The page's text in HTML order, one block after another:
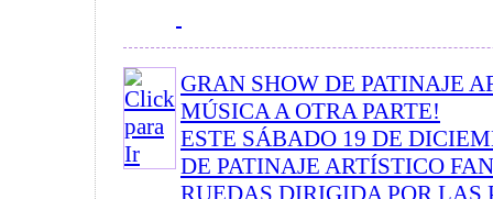
GRAN SHOW DE PATINAJE
MÚSICA A OTRA PARTE!
ESTE SÁBADO 19 DE
DE PATINAJE ARTÍSTICO
RUEDAS DIRIGIDA POR LAS